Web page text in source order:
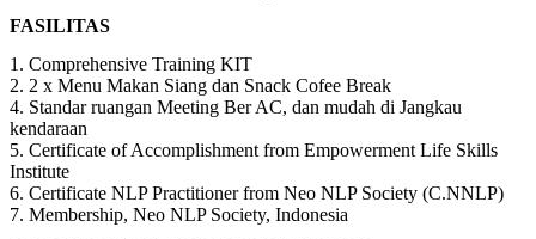
FASILITAS
1. Comprehensive Training KIT
2. 2 x Menu Makan Siang dan Snack Cofee Break
4. Standar ruangan Meeting Ber AC, dan mudah di Jangkau
kendaraan
5. Certificate of Accomplishment from Empowerment Life Skills
Institute
6. Certificate NLP Practitioner from Neo NLP Society (C.NNLP)
7. Membership, Neo NLP Society, Indonesia